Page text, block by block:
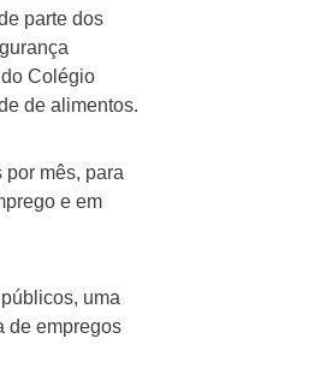
parte dos
Colégio
de alimentos.
mês, para
e em
uma
de empregos